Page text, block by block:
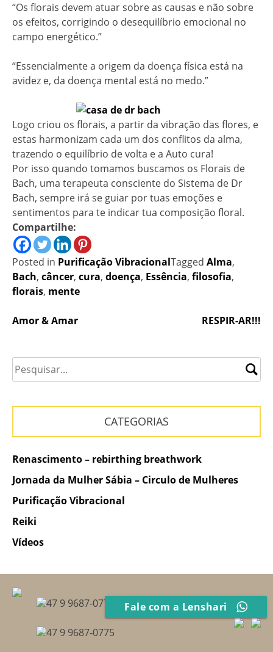
“Os florais devem atuar sobre as causas e não sobre
os efeitos, corrigindo o desequilíbrio emocional no
campo energético.”
“Essencialmente a origem da doença física está na
avidez e, da doença mental está no medo.”
Logo criou os florais, a partir da vibração das flores, e
estas harmonizam cada um dos conflitos da alma,
trazendo o equilíbrio de volta e a Auto cura!
Por isso quando tomamos buscamos os Florais de
Bach, uma terapeuta consciente do Sistema de Dr
Bach, sempre irá se guiar por tuas emoções e
sentimentos para te indicar tua composição floral.
Compartilhe:
Posted in Purificação VibracionalTagged Alma,
Bach, câncer, cura, doença, Essência, filosofia,
florais, mente
Navegação
Post
Amor & Amar RESPIR-AR!!!
CATEGORIAS
Renascimento – rebirthing breathwork
Jornada da Mulher Sábia – Circulo de Mulheres
Purificação Vibracional
Reiki
Vídeos
47 9 9687-0775
47 9 9687-0775
Fale com a Lenshari